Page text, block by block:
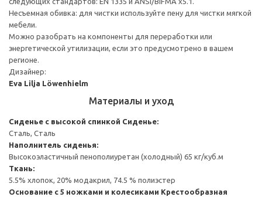
Несъемная обивка: для чистки используйте пену для чистки мягкой
мебели.
Можно разобрать на компоненты для переработки или
энергетической утилизации, если это предусмотрено в вашем
регионе.
Дизайнер:
Eva Lilja Löwenhielm
Материалы и уход
Сиденье с высокой спинкой Сиденье:
Сталь, Сталь
Наполнитель сиденья:
Высокоэластичный пенополиуретан (холодный) 65 кг/куб.м
Ткань:
5.5% хлопок, 20% модакрил, 74.5 % полиэстер
Основание с 5 ножками и колесиками Крестообразная